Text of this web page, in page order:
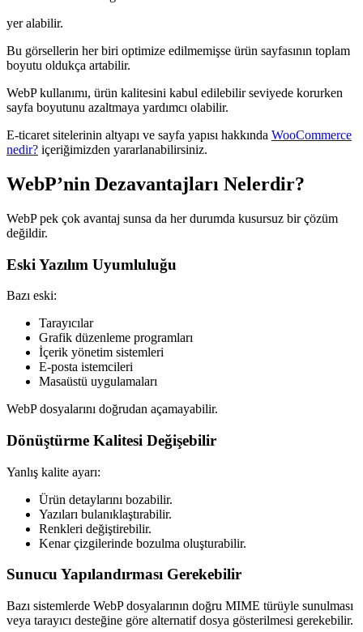
yer alabilir.
Bu görsellerin her biri optimize edilmemişse ürün sayfasının toplam
boyutu oldukça artabilir.
WebP kullanımı, ürün kalitesini kabul edilebilir seviyede korurken
sayfa boyutunu azaltmaya yardımcı olabilir.
E-ticaret sitelerinin altyapı ve sayfa yapısı hakkında WooCommerce
nedir? içeriğimizden yararlanabilirsiniz.
WebP’nin Dezavantajları Nelerdir?
WebP pek çok avantaj sunsa da her durumda kusursuz bir çözüm
değildir.
Eski Yazılım Uyumluluğu
Bazı eski:
Tarayıcılar
Grafik düzenleme programları
İçerik yönetim sistemleri
E-posta istemcileri
Masaüstü uygulamaları
WebP dosyalarını doğrudan açamayabilir.
Dönüştürme Kalitesi Değişebilir
Yanlış kalite ayarı:
Ürün detaylarını bozabilir.
Yazıları bulanıklaştırabilir.
Renkleri değiştirebilir.
Kenar çizgilerinde bozulma oluşturabilir.
Sunucu Yapılandırması Gerekebilir
Bazı sistemlerde WebP dosyalarının doğru MIME türüyle sunulması
veya tarayıcı desteğine göre alternatif dosya gösterilmesi gerekebilir.